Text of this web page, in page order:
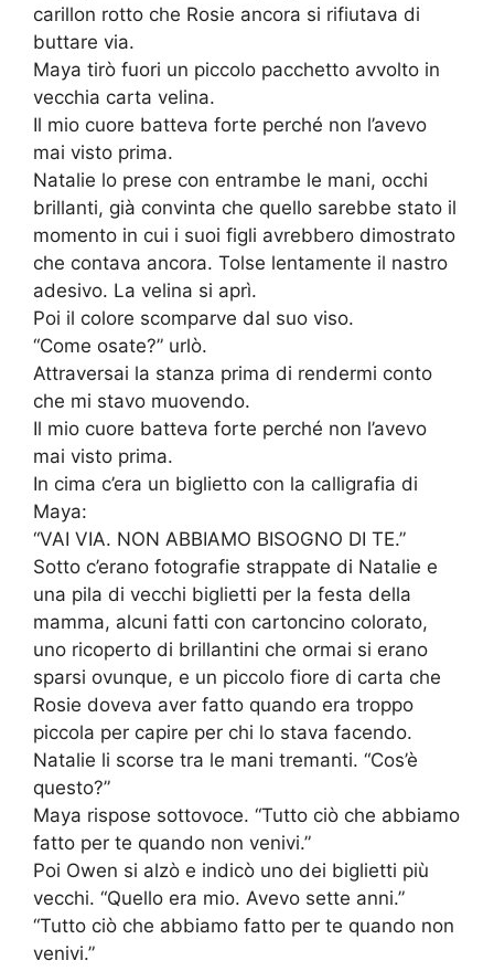
carillon rotto che Rosie ancora si rifiutava di
buttare via.
Maya tirò fuori un piccolo pacchetto avvolto in
vecchia carta velina.
Il mio cuore batteva forte perché non l’avevo
mai visto prima.
Natalie lo prese con entrambe le mani, occhi
brillanti, già convinta che quello sarebbe stato il
momento in cui i suoi figli avrebbero dimostrato
che contava ancora. Tolse lentamente il nastro
adesivo. La velina si aprì.
Poi il colore scomparve dal suo viso.
“Come osate?” urlò.
Attraversai la stanza prima di rendermi conto
che mi stavo muovendo.
Il mio cuore batteva forte perché non l’avevo
mai visto prima.
In cima c’era un biglietto con la calligrafia di
Maya:
“VAI VIA. NON ABBIAMO BISOGNO DI TE.”
Sotto c’erano fotografie strappate di Natalie e
una pila di vecchi biglietti per la festa della
mamma, alcuni fatti con cartoncino colorato,
uno ricoperto di brillantini che ormai si erano
sparsi ovunque, e un piccolo fiore di carta che
Rosie doveva aver fatto quando era troppo
piccola per capire per chi lo stava facendo.
Natalie li scorse tra le mani tremanti. “Cos’è
questo?”
Maya rispose sottovoce. “Tutto ciò che abbiamo
fatto per te quando non venivi.”
Poi Owen si alzò e indicò uno dei biglietti più
vecchi. “Quello era mio. Avevo sette anni.”
“Tutto ciò che abbiamo fatto per te quando non
venivi.”